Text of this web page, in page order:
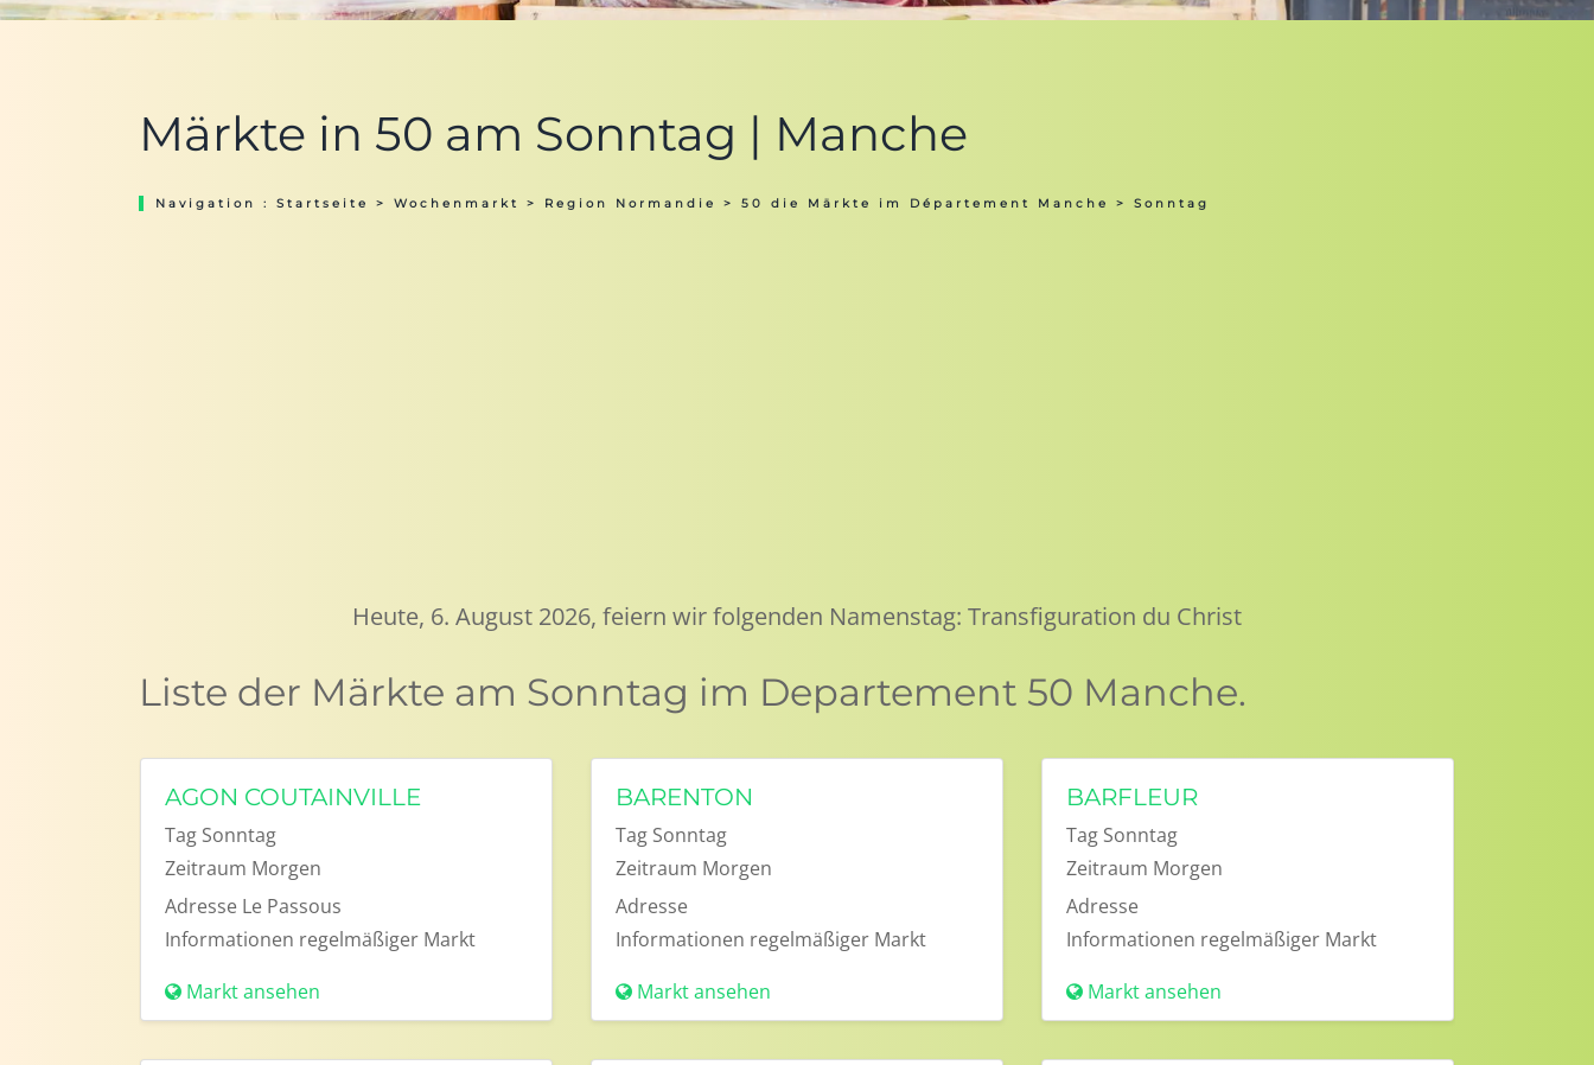
Märkte in 50 am Sonntag | Manche
Navigation : Startseite > Wochenmarkt > Region Normandie > 50 die Märkte im Département Manche > Sonntag
Heute, 6. August 2026, feiern wir folgenden Namenstag: Transfiguration du Christ
Liste der Märkte am Sonntag im Departement 50 Manche.
AGON COUTAINVILLE
Tag Sonntag
Zeitraum Morgen
Adresse Le Passous
Informationen regelmäßiger Markt
Markt ansehen
BARENTON
Tag Sonntag
Zeitraum Morgen
Adresse
Informationen regelmäßiger Markt
Markt ansehen
BARFLEUR
Tag Sonntag
Zeitraum Morgen
Adresse
Informationen regelmäßiger Markt
Markt ansehen